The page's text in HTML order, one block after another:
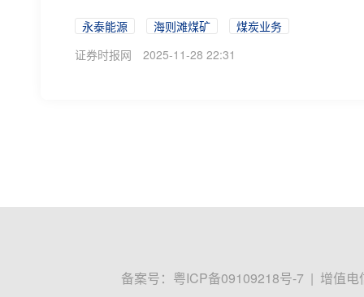
永泰能源 海则滩煤矿
煤炭业务
证券时报网
2025-11-28 22:31
备案号： 粤ICP备09109218号-7 | 增值电